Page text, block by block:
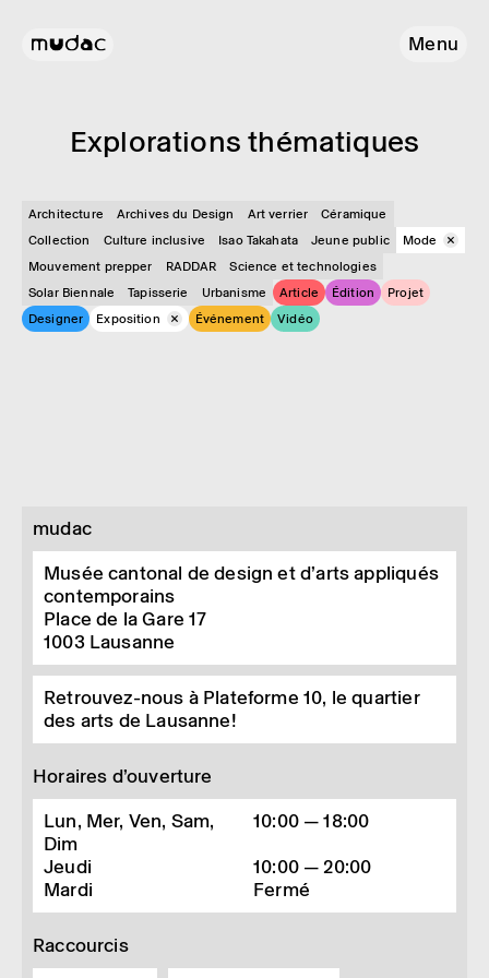
Menu
Explo­ra­tions théma­tiques
Architecture Archives du Design Art verrier
Céramique
Collection
Culture inclusive Isao Takahata Jeune public
Mode
Mouvement prepper
RADDAR
Science et technologies
Solar Biennale
Tapisserie Urbanisme Article Édition
Projet
Designer
Exposition Événement Vidéo
mudac
Musée cantonal de design et d’arts appliqués
contemporains
Place de la Gare 17
1003 Lausanne
Retrouvez-nous à Plateforme 10, le quartier
des arts de Lausanne!
Horaires d’ouverture
Lun, Mer, Ven, Sam,
Dim
10:00 — 18:00
Jeudi
10:00 — 20:00
Mardi
Fermé
Raccourcis